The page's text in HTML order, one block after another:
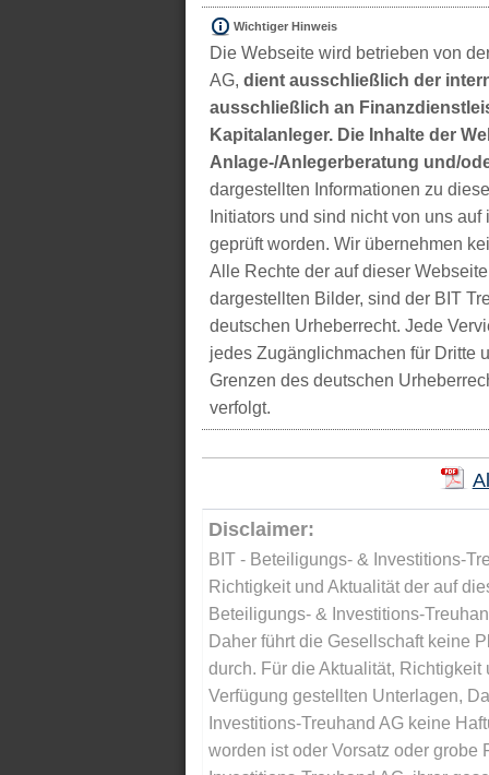
Wichtiger Hinweis
Die Webseite wird betrieben von
AG, dient ausschließlich der
ausschließlich an
Kapitalanleger. Die Inhalte der
Anlage-/Anlegerberatung und/
dargestellten Informationen zu
Initiators und sind nicht von uns
geprüft worden. Wir übernehmen
Alle Rechte der auf dieser
dargestellten Bilder, sind der BIT
deutschen Urheberrecht. Jede
jedes Zugänglichmachen für Dritte
Grenzen des deutschen
verfolgt.
Disclaimer:
BIT - Beteiligungs- & Investitions-
Richtigkeit und Aktualität der auf
Beteiligungs- & Investitions-
Daher führt die Gesellschaft keine
durch. Für die Aktualität,
Verfügung gestellten Unterlagen,
Investitions-Treuhand AG keine
worden ist oder Vorsatz oder